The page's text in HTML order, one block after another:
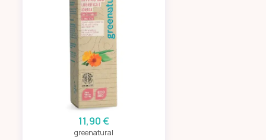
11,90 €
greenatural